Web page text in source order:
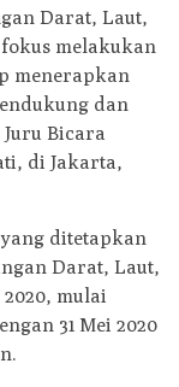
Darat, Laut,
melakukan
menerapkan
dan
Bicara
di Jakarta,
ditetapkan
Darat, Laut,
mulai
31 Mei 2020